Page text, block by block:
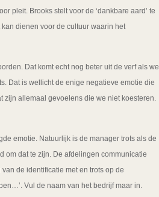
pleit. Brooks stelt voor de ‘dankbare aard’ te
dienen voor de cultuur waarin het
Dat komt echt nog beter uit de verf als we
Dat is wellicht de enige negatieve emotie die
zijn allemaal gevoelens die we niet koesteren.
emotie. Natuurlijk is de manager trots als de
om dat te zijn. De afdelingen communicatie
de identificatie met en trots op de
Vul de naam van het bedrijf maar in.